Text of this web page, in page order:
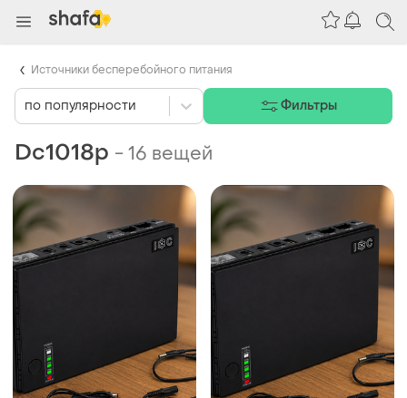
Dc1018p -16 вещей
по популярности Фильтры
Источники бесперебойного питания